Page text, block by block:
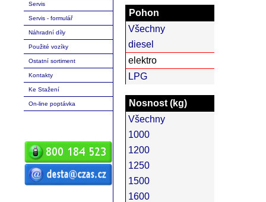
Servis
Servis - formulář
Náhradní díly
Použité vozíky
Ostatní sortiment
Kontakty
Ke Stažení
On-line poptávka
Pohon
Všechny
diesel
elektro
LPG
Nosnost (kg)
Všechny
1000
1200
1250
1500
1600